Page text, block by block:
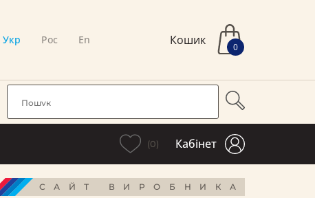
Укр Рос En Кошик 0
(0) Кабінет
САЙТ ВИРОБНИКА